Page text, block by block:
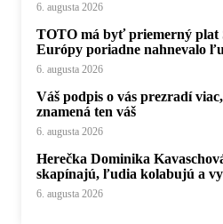
6. augusta 2026
TOTO má byť priemerný plat
Európy poriadne nahnevalo
6. augusta 2026
Váš podpis o vás prezradí
znamená ten váš
6. augusta 2026
Herečka Dominika
skapínajú, ľudia kolabujú a vy
6. augusta 2026